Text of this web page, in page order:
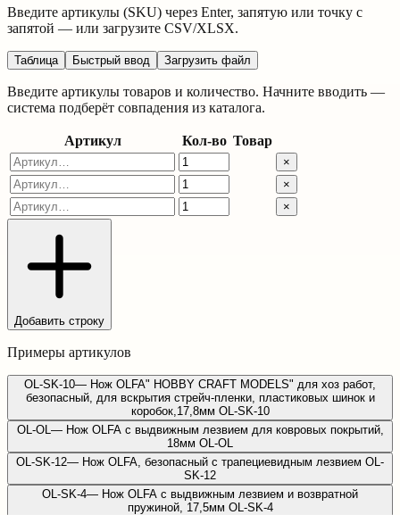
Введите артикулы (SKU) через Enter, запятую или точку с
запятой — или загрузите CSV/XLSX.
Таблица Быстрый ввод Загрузить файл
Введите артикулы товаров и количество. Начните вводить —
система подберёт совпадения из каталога.
Артикул Кол-во Товар
×
×
×
Добавить строку
Примеры артикулов
OL-SK-10— Нож OLFA" HOBBY CRAFT MODELS" для хоз работ,
безопасный, для вскрытия стрейч-пленки, пластиковых шинок и
коробок,17,8мм OL-SK-10
OL-OL — Нож OLFA с выдвижным лезвием для ковровых покрытий,
18мм OL-OL
OL-SK-12— Нож OLFA, безопасный с трапециевидным лезвием OL-
SK-12
OL-SK-4— Нож OLFA с выдвижным лезвием и возвратной
пружиной, 17,5мм OL-SK-4